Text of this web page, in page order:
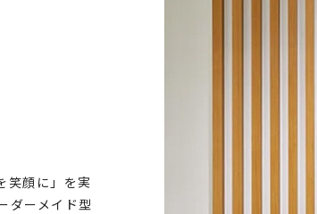
笑顔に」を実
ダーメイド型